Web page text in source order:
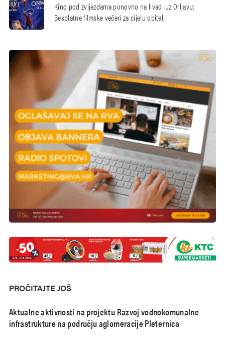
Kino pod zvijezdama ponovno na livadi uz Orljavu:
Besplatne filmske večeri za cijelu obitelj
PROČITAJTE JOŠ
Aktualne aktivnosti na projektu Razvoj vodnokomunalne
infrastrukture na području aglomeracije Pleternica